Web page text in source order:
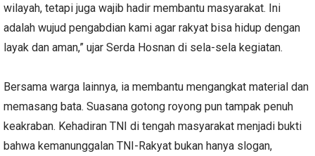
wilayah, tetapi juga wajib hadir membantu masyarakat. Ini
adalah wujud pengabdian kami agar rakyat bisa hidup dengan
layak dan aman,” ujar Serda Hosnan di sela-sela kegiatan.
Bersama warga lainnya, ia membantu mengangkat material dan
memasang bata. Suasana gotong royong pun tampak penuh
keakraban. Kehadiran TNI di tengah masyarakat menjadi bukti
bahwa kemanunggalan TNI-Rakyat bukan hanya slogan,